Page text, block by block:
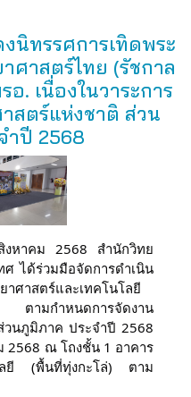
นิทรรศการเทิดพระ
ศาสตร์ไทย (รัชกาล
. เนื่องในวาระการ
สตร์แห่งชาติ ส่วน
ำปี 2568
หาคม 2568 สำนักวิทย
ศ ได้ร่วมมือจัดการดำเนิน
ศาสตร์และเทคโนโลยี
ตามกำหนดการจัดงาน
นภูมิภาค ประจำปี 2568
2568 ณ โถงชั้น 1 อาคาร
ลยี (พื้นที่ทุ่งกะโล่) ตาม